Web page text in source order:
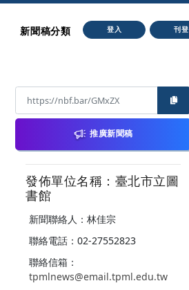
新聞稿分類 登入 刊登
推廣新聞稿
發佈單位名稱：臺北市立圖
書館
新聞聯絡人：林佳宗
聯絡電話：02-27552823
聯絡信箱：
tpmlnews@email.tpml.edu.tw